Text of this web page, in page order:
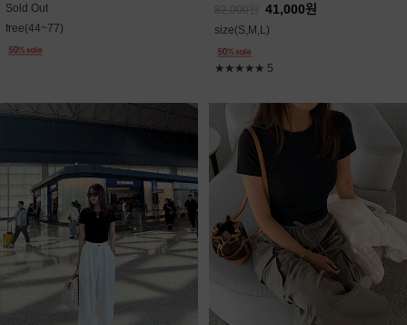
Sold Out
free(44~77)
82,000 41,000원
size(S,M,L)
★★★★★ 5